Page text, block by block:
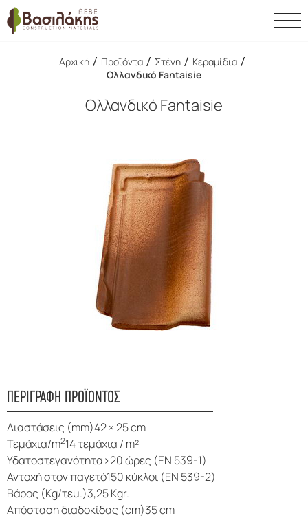
Αρχική / Προϊόντα / Στέγη / Κεραμίδια /
Ολλανδικό Fantaisie
Ολλανδικό Fantaisie
ΠΕΡΙΓΡΑΦΗ ΠΡΟΪΟΝΤΟΣ
Διαστάσεις (mm)42 × 25 cm
Τεμάχια/m214 τεμάχια / m²
Υδατοστεγανότητα>20 ώρες (EN 539-1)
Αντοχή στον παγετό150 κύκλοι (EN 539-2)
Βάρος (Kg/τεμ.)3,25 Kgr.
Απόσταση διαδοκίδας (cm)35 cm